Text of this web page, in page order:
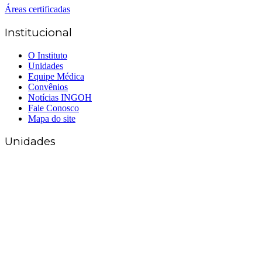
Áreas certificadas
Institucional
O Instituto
Unidades
Equipe Médica
Convênios
Notícias INGOH
Fale Conosco
Mapa do site
Unidades